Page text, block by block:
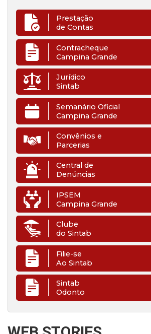
Prestação
de Contas
Contracheque
Campina Grande
Jurídico
Sintab
Semanário Oficial
Campina Grande
Convênios e
Parcerias
Central de
Denúncias
IPSEM
Campina Grande
Clube
do Sintab
Filie-se
Ao Sintab
Sintab
Odonto